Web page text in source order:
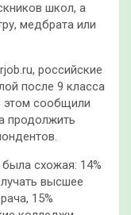
школ, а
медбрата или
российские
после 9 класса
этом сообщили
продолжить
схожая: 14%
высшее
15%